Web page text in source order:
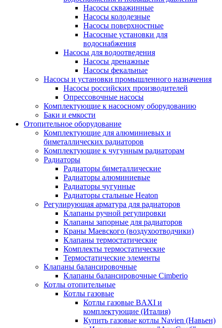
Насосы скважинные
Насосы колодезные
Насосы поверхностные
Насосные установки для
водоснабжения
Насосы для водоотведения
Насосы дренажные
Насосы фекальные
Насосы и установки промышленного назначения
Насосы российских производителей
Опрессовочные насосы
Комплектующие к насосному оборудованию
Баки и емкости
Отопительное оборудование
Комплектующие для алюминиевых и
биметаллических радиаторов
Комплектующие к чугунным радиаторам
Радиаторы
Радиаторы биметаллические
Радиаторы алюминиевые
Радиаторы чугунные
Радиаторы стальные Heaton
Регулирующая арматура для радиаторов
Клапаны ручной регулировки
Клапаны запорные для радиаторов
Краны Маевского (воздухоотводчики)
Клапаны термостатические
Комплекты термостатические
Термостатические элементы
Клапаны балансировочные
Клапаны балансировочные Cimberio
Котлы отопительные
Котлы газовые
Котлы газовые BAXI и
комплектующие (Италия)
Купить газовые котлы Navien (Навьен)